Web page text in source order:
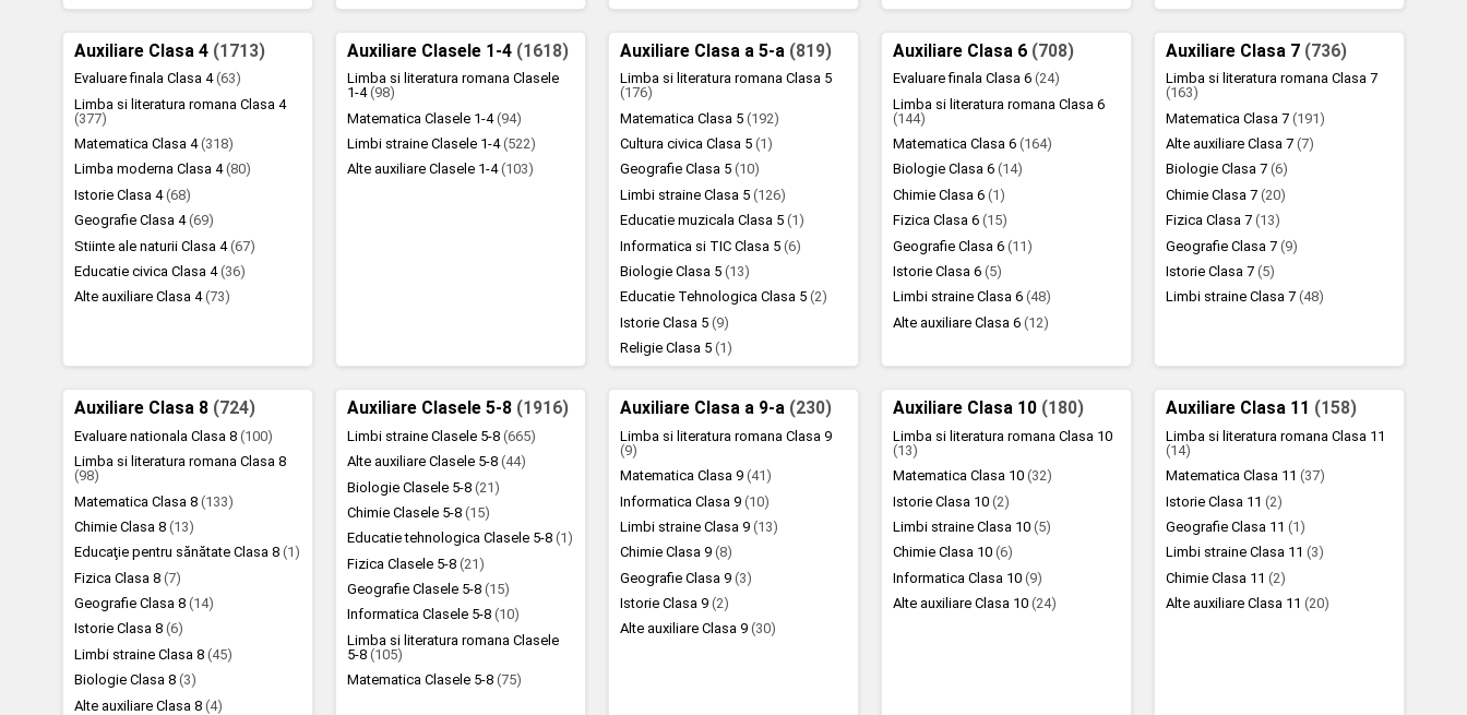
Auxiliare Clasa 4 (1713)
Evaluare finala Clasa 4(63)
Limba si literatura romana Clasa 4
(377)
Matematica Clasa 4(318)
Limba moderna Clasa 4(80)
Istorie Clasa 4(68)
Geografie Clasa 4(69)
Stiinte ale naturii Clasa 4(67)
Educatie civica Clasa 4(36)
Alte auxiliare Clasa 4(73)
Auxiliare Clasele 1-4 (1618)
Limba si literatura romana Clasele
1-4(98)
Matematica Clasele 1-4(94)
Limbi straine Clasele 1-4(522)
Alte auxiliare Clasele 1-4(103)
Auxiliare Clasa a 5-a (819)
Limba si literatura romana Clasa 5
(176)
Matematica Clasa 5(192)
Cultura civica Clasa 5(1)
Geografie Clasa 5(10)
Limbi straine Clasa 5(126)
Educatie muzicala Clasa 5(1)
Informatica si TIC Clasa 5(6)
Biologie Clasa 5(13)
Educatie Tehnologica Clasa 5(2)
Istorie Clasa 5(9)
Religie Clasa 5(1)
Auxiliare Clasa 6 (708)
Evaluare finala Clasa 6(24)
Limba si literatura romana Clasa 6
(144)
Matematica Clasa 6(164)
Biologie Clasa 6(14)
Chimie Clasa 6(1)
Fizica Clasa 6(15)
Geografie Clasa 6(11)
Istorie Clasa 6(5)
Limbi straine Clasa 6(48)
Alte auxiliare Clasa 6(12)
Auxiliare Clasa 7 (736)
Limba si literatura romana Clasa 7
(163)
Matematica Clasa 7(191)
Alte auxiliare Clasa 7(7)
Biologie Clasa 7(6)
Chimie Clasa 7(20)
Fizica Clasa 7(13)
Geografie Clasa 7(9)
Istorie Clasa 7(5)
Limbi straine Clasa 7(48)
Auxiliare Clasa 8 (724)
Evaluare nationala Clasa 8(100)
Limba si literatura romana Clasa 8
(98)
Matematica Clasa 8(133)
Chimie Clasa 8(13)
Educaţie pentru sănătate Clasa 8(1)
Fizica Clasa 8(7)
Geografie Clasa 8(14)
Istorie Clasa 8(6)
Limbi straine Clasa 8(45)
Biologie Clasa 8(3)
Alte auxiliare Clasa 8(4)
Auxiliare Clasele 5-8 (1916)
Limbi straine Clasele 5-8(665)
Alte auxiliare Clasele 5-8(44)
Biologie Clasele 5-8(21)
Chimie Clasele 5-8(15)
Educatie tehnologica Clasele 5-8(1)
Fizica Clasele 5-8(21)
Geografie Clasele 5-8(15)
Informatica Clasele 5-8(10)
Limba si literatura romana Clasele
5-8(105)
Matematica Clasele 5-8(75)
Auxiliare Clasa a 9-a (230)
Limba si literatura romana Clasa 9
(9)
Matematica Clasa 9(41)
Informatica Clasa 9(10)
Limbi straine Clasa 9(13)
Chimie Clasa 9(8)
Geografie Clasa 9(3)
Istorie Clasa 9(2)
Alte auxiliare Clasa 9(30)
Auxiliare Clasa 10 (180)
Limba si literatura romana Clasa 10
(13)
Matematica Clasa 10(32)
Istorie Clasa 10(2)
Limbi straine Clasa 10(5)
Chimie Clasa 10(6)
Informatica Clasa 10(9)
Alte auxiliare Clasa 10(24)
Auxiliare Clasa 11 (158)
Limba si literatura romana Clasa 11
(14)
Matematica Clasa 11(37)
Istorie Clasa 11(2)
Geografie Clasa 11(1)
Limbi straine Clasa 11(3)
Chimie Clasa 11(2)
Alte auxiliare Clasa 11(20)